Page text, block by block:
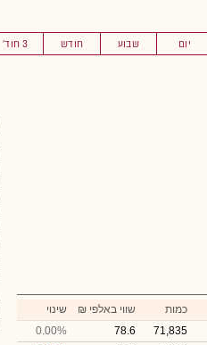
יום שבוע חודש 3 חוד'
כמות ₪ שווי באלפי
שינוי
71,835
78.6
0.00%